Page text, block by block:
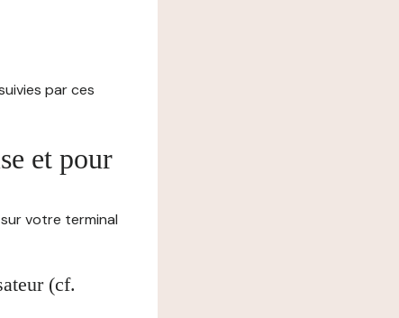
par ces
et pour
votre terminal
(cf.